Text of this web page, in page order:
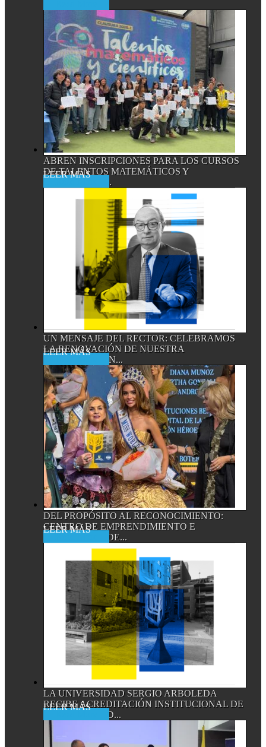
ABREN INSCRIPCIONES PARA LOS CURSOS
DE TALENTOS MATEMÁTICOS Y
CIENTÍFICOS,...
UN MENSAJE DEL RECTOR: CELEBRAMOS
LA RENOVACIÓN DE NUESTRA
ACREDITACIÓN...
DEL PROPÓSITO AL RECONOCIMIENTO:
CENTRO DE EMPRENDIMIENTO E
INNOVACIÓN DE...
LA UNIVERSIDAD SERGIO ARBOLEDA
RECIBE ACREDITACIÓN INSTITUCIONAL DE
ALTA CALIDAD...